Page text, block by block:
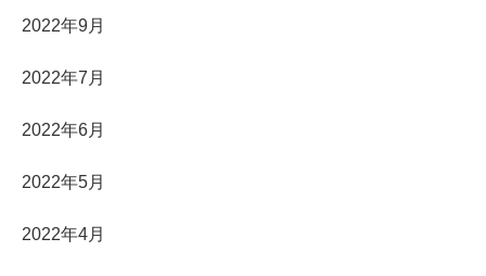
2022年9月
2022年7月
2022年6月
2022年5月
2022年4月